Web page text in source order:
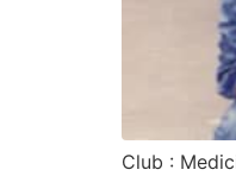
Club :